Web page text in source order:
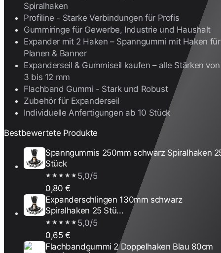
Spiralhaken
Profiline - Starke Verbindungen für Profis
Gummiringe für Gewerbe, Industrie und Haushalt
Expander mit 2 Haken – Spanngummi mit Haken für
Planen & Banner
Expanderseil & Gummiseil kaufen – alle Stärken von
3 bis 12 mm
Flachband Gummi - Stark und Robust
Zubehör für Expanderseil
Individuelle Anfertigungen ab 10 Stück
Bestbewertete Produkte
Spanngummis 250mm schwarz Spiralhaken
Stück
★★★★★ 5,0/5
0,80 €
Expanderschlingen 130mm schwarz
Spiralhaken 25 Stü...
★★★★★ 5,0/5
0,65 €
Flachbandgummi 2 Doppelhaken Blau 80cm